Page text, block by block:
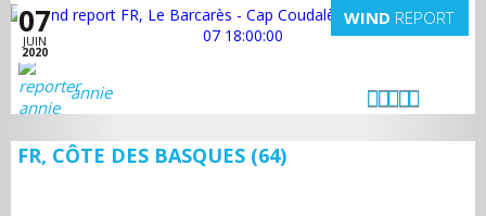
07
JUIN
2020
WIND REPORT
annie
FR, CÔTE DES BASQUES (64)